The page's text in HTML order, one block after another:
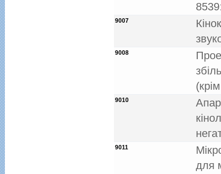
9007
9008
9010
9011
для